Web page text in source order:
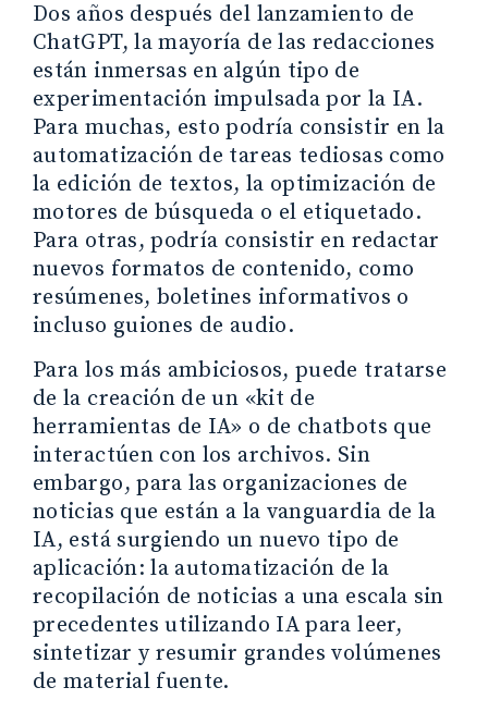
Dos años después del lanzamiento de
ChatGPT, la mayoría de las redacciones
están inmersas en algún tipo de
experimentación impulsada por la IA.
Para muchas, esto podría consistir en la
automatización de tareas tediosas como
la edición de textos, la optimización de
motores de búsqueda o el etiquetado.
Para otras, podría consistir en redactar
nuevos formatos de contenido, como
resúmenes, boletines informativos o
incluso guiones de audio.
Para los más ambiciosos, puede tratarse
de la creación de un «kit de
herramientas de IA» o de chatbots que
interactúen con los archivos. Sin
embargo, para las organizaciones de
noticias que están a la vanguardia de la
IA, está surgiendo un nuevo tipo de
aplicación: la automatización de la
recopilación de noticias a una escala sin
precedentes utilizando IA para leer,
sintetizar y resumir grandes volúmenes
de material fuente.